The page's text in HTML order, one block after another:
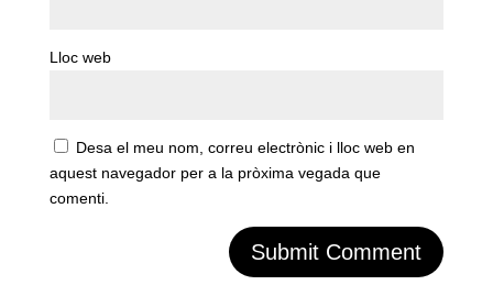
Lloc web
Desa el meu nom, correu electrònic i lloc web en
aquest navegador per a la pròxima vegada que
comenti.